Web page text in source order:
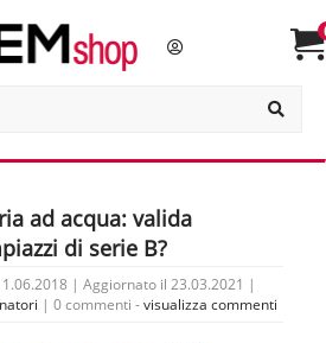
ad acqua: valida
di serie B?
| Aggiornato il 23.03.2021 |
| 0 commenti -visualizza commenti